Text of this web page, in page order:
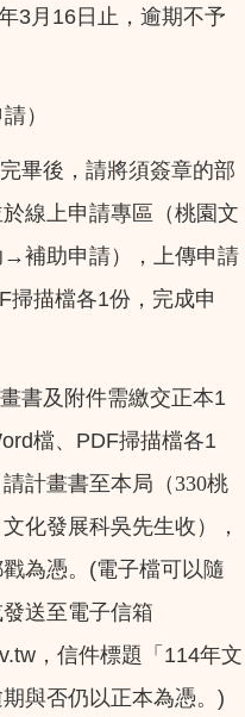
3 月 16日止，逾期不予
）
畢後，請將須簽章的部
線上申請專區（桃園文
→補助申請），上傳申請
掃描檔各1份，完成申
書及附件需繳交正本1
檔、 PDF掃描檔各1
計畫書至本局（330桃
化發展科吳先生收），
為憑。 (電子檔可以隨
送至電子信箱
，信件標題「 114年文
與否仍以正本為憑。)